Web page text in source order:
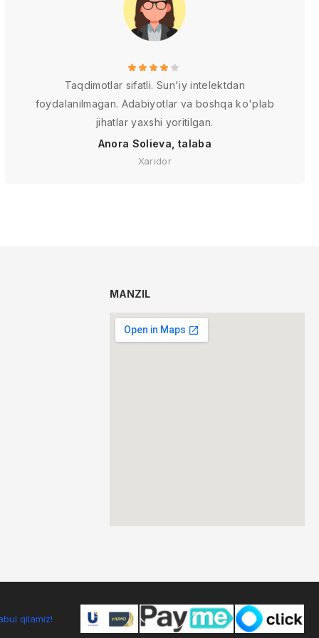
Taqdimotlar sifatli. Sun'iy intelektdan
foydalanilmagan. Adabiyotlar va boshqa ko'plab
jihatlar yaxshi yoritilgan.
Anora Solieva, talaba
Xaridor
MANZIL
qilamiz!